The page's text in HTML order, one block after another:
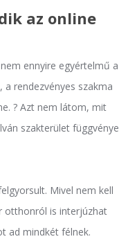
az online
ennyire egyértelmű a
rendezvényes szakma
? Azt nem látom, mit
szakterület függvénye
Mivel nem kell
otthonról is interjúzhat
ad mindkét félnek.